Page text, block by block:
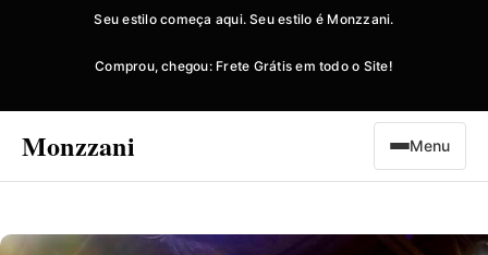
Seu estilo começa aqui. Seu estilo é Monzzani.
Comprou, chegou: Frete Grátis em todo o Site!
Monzzani Menu